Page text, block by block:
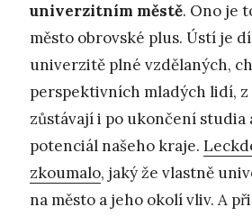
univerzitním městě. Ono je
město obrovské plus. Ústí je
univerzitě plné vzdělaných,
perspektivních mladých lidí,
zůstávají i po ukončení studia
potenciál našeho kraje.
zkoumalo, jaký že vlastně
na město a jeho okolí vliv. A